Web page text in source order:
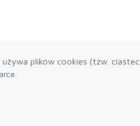
plików cookies (tzw.